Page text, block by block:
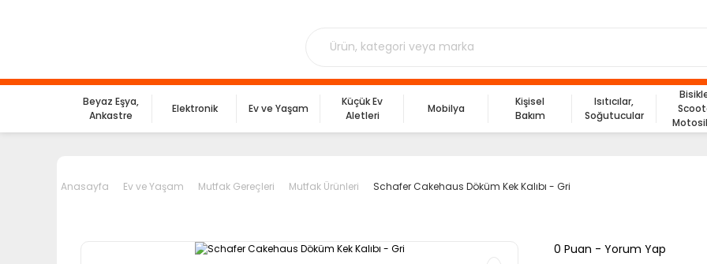
Beyaz Eşya,
Ankastre
Elektronik Ev ve Yaşam
Küçük Ev
Aletleri
Mobilya
Kişisel
Bakım
Isıtıcılar,
Soğutucular
Anasayfa Ev ve Yaşam Mutfak Gereçleri Mutfak Ürünleri Schafer Cakehaus Döküm Kek Kalıbı - Gri
0 Puan - Yorum Yap